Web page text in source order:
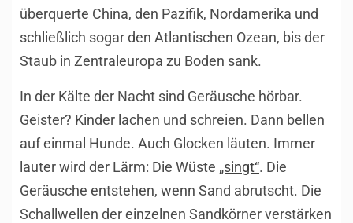
überquerte China, den Pazifik, Nordamerika und
schließlich sogar den Atlantischen Ozean, bis der
Staub in Zentraleuropa zu Boden sank.
In der Kälte der Nacht sind Geräusche hörbar.
Geister? Kinder lachen und schreien. Dann bellen
auf einmal Hunde. Auch Glocken läuten. Immer
lauter wird der Lärm: Die Wüste „singt“. Die
Geräusche entstehen, wenn Sand abrutscht. Die
Schallwellen der einzelnen Sandkörner verstärken